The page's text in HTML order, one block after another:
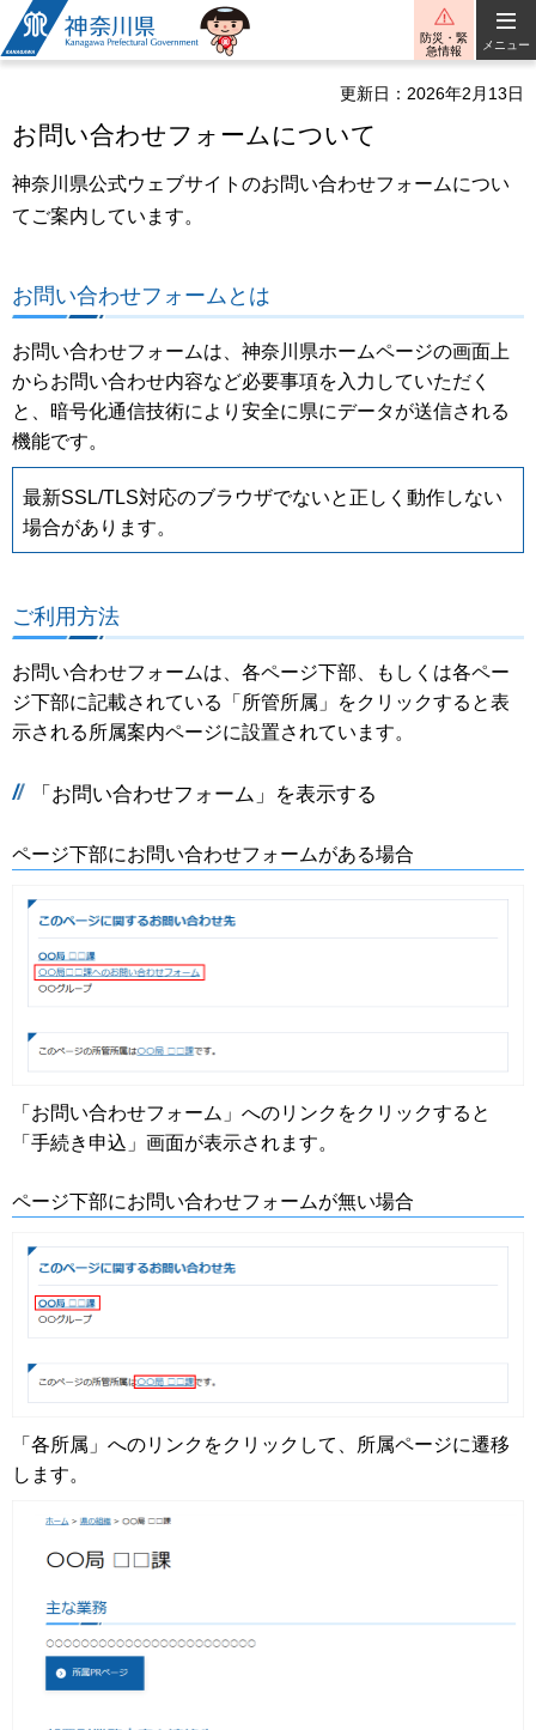
神奈川県
防災・緊
急情報
メニュー
更新日：2026年2月13日
お問い合わせフォームについて
神奈川県公式ウェブサイトのお問い合わせフォームについ
てご案内しています。
お問い合わせフォームとは
お問い合わせフォームは、神奈川県ホームページの画面上
からお問い合わせ内容など必要事項を入力していただく
と、暗号化通信技術により安全に県にデータが送信される
機能です。
最新SSL/TLS対応のブラウザでないと正しく動作しない
場合があります。
ご利用方法
お問い合わせフォームは、各ページ下部、もしくは各ペー
ジ下部に記載されている「所管所属」をクリックすると表
示される所属案内ページに設置されています。
「お問い合わせフォーム」を表示する
ページ下部にお問い合わせフォームがある場合
「お問い合わせフォーム」へのリンクをクリックすると
「手続き申込」画面が表示されます。
ページ下部にお問い合わせフォームが無い場合
「各所属」へのリンクをクリックして、所属ページに遷移
します。